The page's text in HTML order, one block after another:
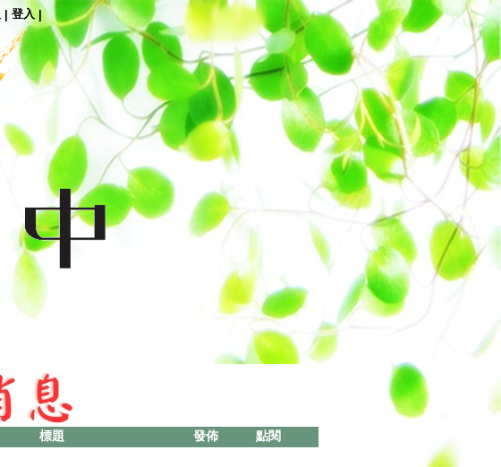
| 登入 |
標題 發佈 點閱